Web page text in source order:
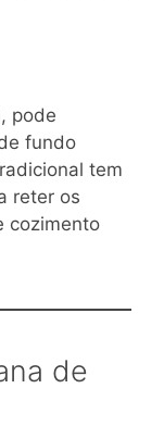
, pode
fundo
tem
reter os
cozimento
de